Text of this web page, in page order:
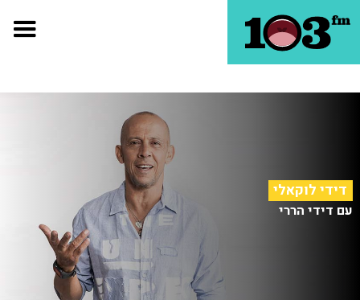
דידי לוקאלי
עם דידי הררי